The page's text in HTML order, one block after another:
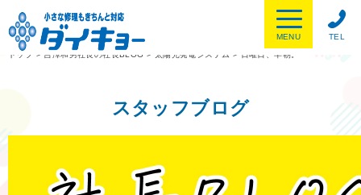
TEL
MENU
トップ
> 吉澤和男社長の社長BLOG > 太陽光発電システム > 日曜日、早朝。
スタッフブログ